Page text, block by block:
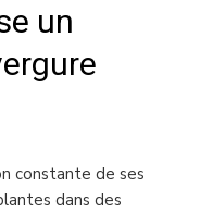
un
constante de ses
dans des